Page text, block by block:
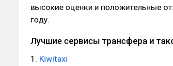
высокие оценки и положительные
году.
Лучшие сервисы трансфера и
1. Kiwitaxi